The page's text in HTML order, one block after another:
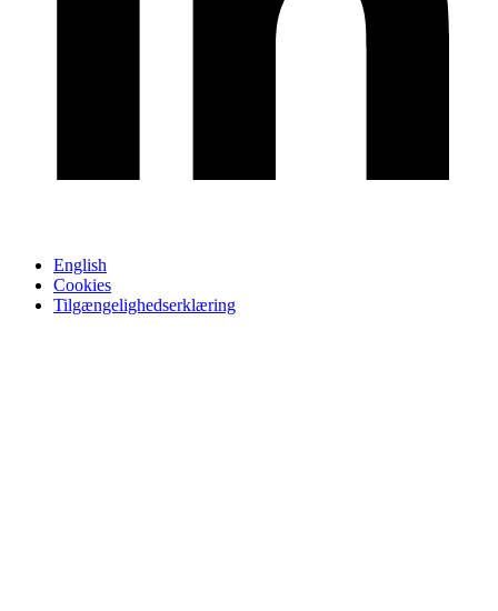
English
Cookies
Tilgængelighedserklæring